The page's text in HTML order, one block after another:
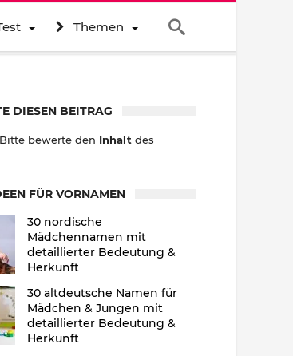
Themen
DIESEN BEITRAG
Bitte bewerte den Inhalt des
FÜR VORNAMEN
30 nordische
Mädchennamen mit
detaillierter Bedeutung &
Herkunft
30 altdeutsche Namen für
Mädchen & Jungen mit
detaillierter Bedeutung &
Herkunft